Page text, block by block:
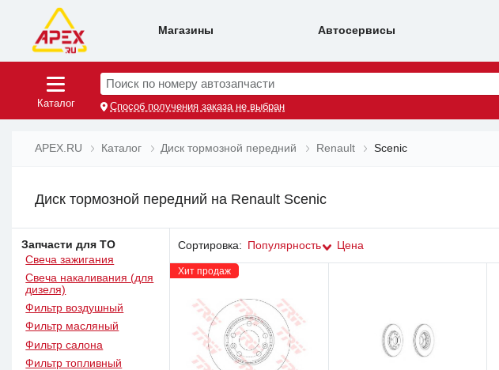
Магазины Автосервисы
Каталог
Поиск по номеру автозапчасти
Способ получения заказа не выбран
APEX.RU Каталог Диск тормозной передний Renault Scenic
Диск тормозной передний на Renault Scenic
Запчасти для ТО
Свеча зажигания
Свеча накаливания (для
дизеля)
Фильтр воздушный
Фильтр масляный
Фильтр салона
Фильтр топливный
Сортировка: Популярность Цена
Хит продаж